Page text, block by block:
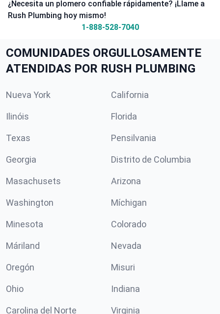
¿Necesita un plomero confiable rápidamente? ¡Llame a
Rush Plumbing hoy mismo!
1-888-528-7040
COMUNIDADES ORGULLOSAMENTE
ATENDIDAS POR RUSH PLUMBING
Nueva York California
Ilinóis Florida
Texas Pensilvania
Georgia Distrito de Columbia
Masachusets Arizona
Washington Míchigan
Minesota Colorado
Máriland Nevada
Oregón Misuri
Ohio Indiana
Carolina del Norte Virginia